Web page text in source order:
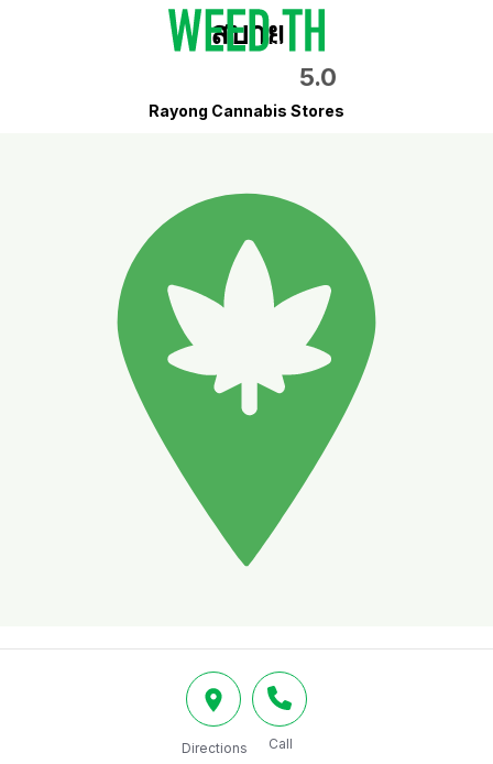
สบาย
5.0
Rayong Cannabis Stores
Directions Call